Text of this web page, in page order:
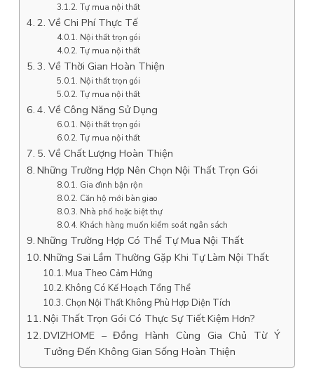
Tự mua nội thất
2. Về Chi Phí Thực Tế
Nội thất trọn gói
Tự mua nội thất
3. Về Thời Gian Hoàn Thiện
Nội thất trọn gói
Tự mua nội thất
4. Về Công Năng Sử Dụng
Nội thất trọn gói
Tự mua nội thất
5. Về Chất Lượng Hoàn Thiện
Những Trường Hợp Nên Chọn Nội Thất Trọn Gói
Gia đình bận rộn
Căn hộ mới bàn giao
Nhà phố hoặc biệt thự
Khách hàng muốn kiểm soát ngân sách
Những Trường Hợp Có Thể Tự Mua Nội Thất
Những Sai Lầm Thường Gặp Khi Tự Làm Nội Thất
Mua Theo Cảm Hứng
Không Có Kế Hoạch Tổng Thể
Chọn Nội Thất Không Phù Hợp Diện Tích
Nội Thất Trọn Gói Có Thực Sự Tiết Kiệm Hơn?
DVIZHOME – Đồng Hành Cùng Gia Chủ Từ Ý
Tưởng Đến Không Gian Sống Hoàn Thiện